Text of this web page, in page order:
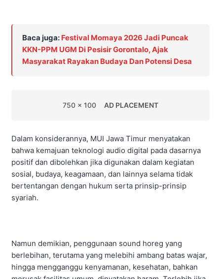
Baca juga: Festival Momaya 2026 Jadi Puncak
KKN-PPM UGM Di Pesisir Gorontalo, Ajak
Masyarakat Rayakan Budaya Dan Potensi Desa
750 x 100 AD PLACEMENT
Dalam konsiderannya, MUI Jawa Timur menyatakan
bahwa kemajuan teknologi audio digital pada dasarnya
positif dan dibolehkan jika digunakan dalam kegiatan
sosial, budaya, keagamaan, dan lainnya selama tidak
bertentangan dengan hukum serta prinsip-prinsip
syariah.
Namun demikian, penggunaan sound horeg yang
berlebihan, terutama yang melebihi ambang batas wajar,
hingga mengganggu kenyamanan, kesehatan, bahkan